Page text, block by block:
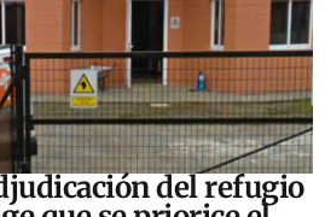
del refugio